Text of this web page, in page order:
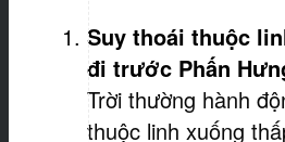
Suy thoái thuộc
đi trước Phấn
Trời thường hành
thuộc linh xuống